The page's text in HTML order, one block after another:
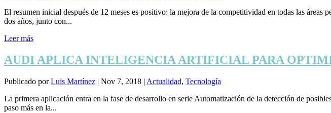
El resumen inicial después de 12 meses es positivo: la mejora de la competitividad en todas las
dos años, junto con...
Leer más
AUDI APLICA INTELIGENCIA ARTIFICIAL PARA
Publicado porLuis Martínez | Nov 7, 2018 | Actualidad, Tecnología
La primera aplicación entra en la fase de desarrollo en serie Automatización de la detección de
paso más en la...